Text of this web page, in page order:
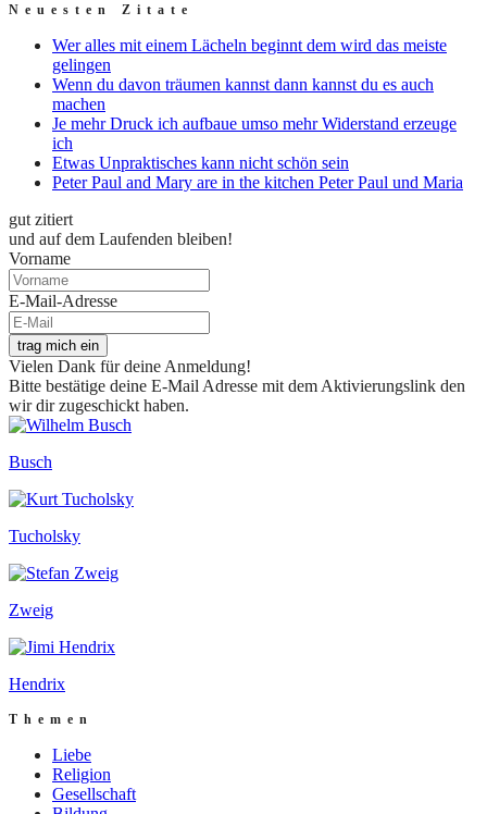
Neuesten Zitate
Wer alles mit einem Lächeln beginnt dem wird das meiste
gelingen
Wenn du davon träumen kannst dann kannst du es auch
machen
Je mehr Druck ich aufbaue umso mehr Widerstand erzeuge
ich
Etwas Unpraktisches kann nicht schön sein
Peter Paul and Mary are in the kitchen Peter Paul und Maria
gut zitiert
und auf dem Laufenden bleiben!
Vorname
E-Mail-Adresse
trag mich ein
Vielen Dank für deine Anmeldung!
Bitte bestätige deine E-Mail Adresse mit dem Aktivierungslink den
wir dir zugeschickt haben.
Busch
Tucholsky
Zweig
Hendrix
Themen
Liebe
Religion
Gesellschaft